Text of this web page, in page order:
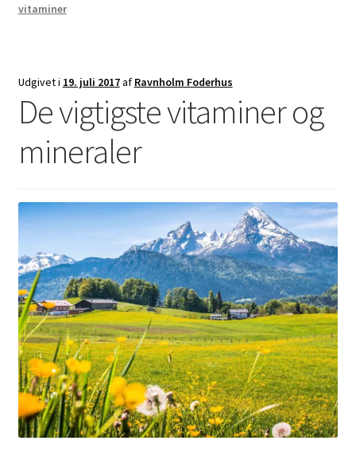
vitaminer
Udgivet i 19. juli 2017af Ravnholm Foderhus
De vigtigste vitaminer og
mineraler